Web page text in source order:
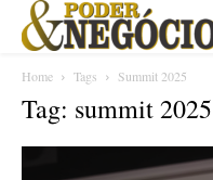
Home Tags Summit 2025
Tag: summit 2025